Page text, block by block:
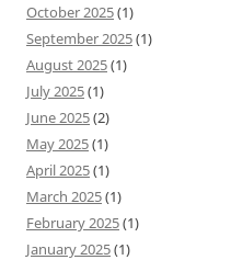
October 2025(1)
September 2025(1)
August 2025(1)
July 2025(1)
June 2025(2)
May 2025(1)
April 2025(1)
March 2025(1)
February 2025(1)
January 2025(1)